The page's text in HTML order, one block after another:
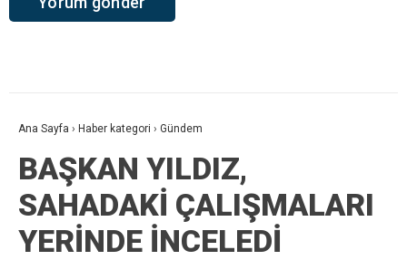
Ana Sayfa › Haber kategori › Gündem
BAŞKAN YILDIZ,
SAHADAKİ ÇALIŞMALARI
YERİNDE İNCELEDİ